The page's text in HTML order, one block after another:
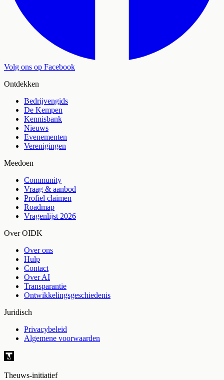
Volg ons op Facebook
Ontdekken
Bedrijvengids
De Kempen
Kennisbank
Nieuws
Evenementen
Verenigingen
Meedoen
Community
Vraag & aanbod
Profiel claimen
Roadmap
Vragenlijst 2026
Over OIDK
Over ons
Hulp
Contact
Over AI
Transparantie
Ontwikkelingsgeschiedenis
Juridisch
Privacybeleid
Algemene voorwaarden
Theuws-initiatief